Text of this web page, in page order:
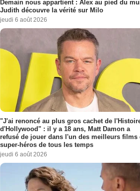
Demain nous appartient : Alex au pied du
Judith découvre la vérité sur Milo
jeudi 6 août 2026
"J'ai renoncé au plus gros cachet de
d'Hollywood" : il y a 18 ans, Matt Damon a
refusé de jouer dans l'un des meilleurs films
super-héros de tous les temps
jeudi 6 août 2026